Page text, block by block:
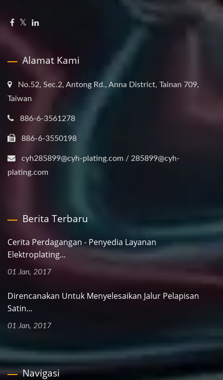
Alamat Kami
No.52, Sec.2, Antong Rd., Anna District, Tainan 709,
Taiwan
886-6-3561278
886-6-3550198
cyh285899@cyh-plating.com / 285899@cyh-
plating.com
Berita Terbaru
Cerita Perdagangan - Penyedia Layanan
Elektroplating...
01 Jan, 2017
Direncanakan Untuk Menyelesaikan Jalur Pelapisan
Satin...
01 Jan, 2017
Navigasi